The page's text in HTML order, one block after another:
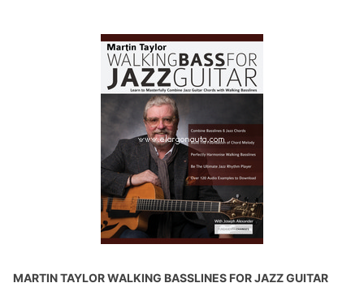
MARTIN TAYLOR WALKING BASSLINES FOR JAZZ GUITAR